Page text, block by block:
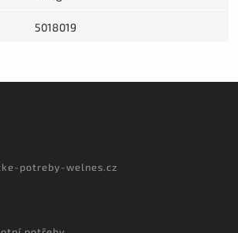
5018019
potreby-welnes.cz